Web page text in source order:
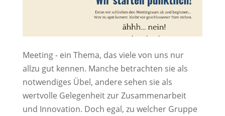
Meeting - ein Thema, das viele von uns nur
allzu gut kennen. Manche betrachten sie als
notwendiges Übel, andere sehen sie als
wertvolle Gelegenheit zur Zusammenarbeit
und Innovation. Doch egal, zu welcher Gruppe